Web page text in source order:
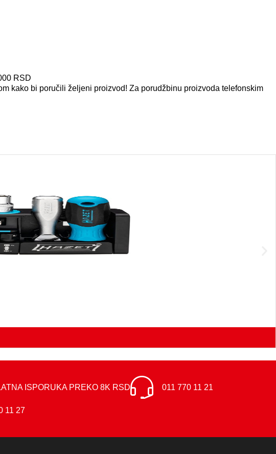
RSD
kako bi poručili željeni proizvod! Za porudžbinu proizvoda telefonskim
ISPORUKA PREKO 8K RSD 011 770 11 21
11 27